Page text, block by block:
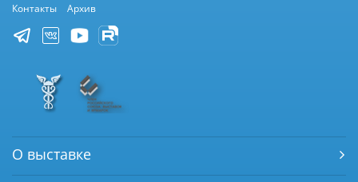
Контакты
Архив
О выставке